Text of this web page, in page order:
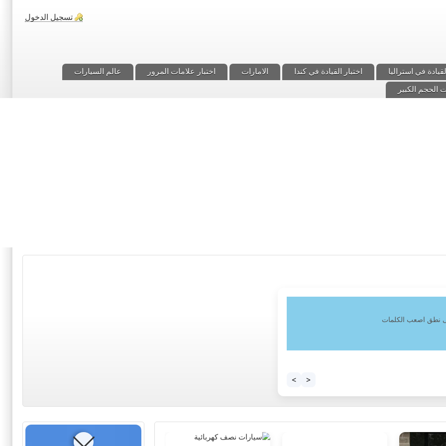
تسجيل الدخول
في استراليا اختبار القيادة في كندا الامارات اختبار علامات المرور عالم السيارات
الحجم الكبير
الامريكية
الامريكية
<
>